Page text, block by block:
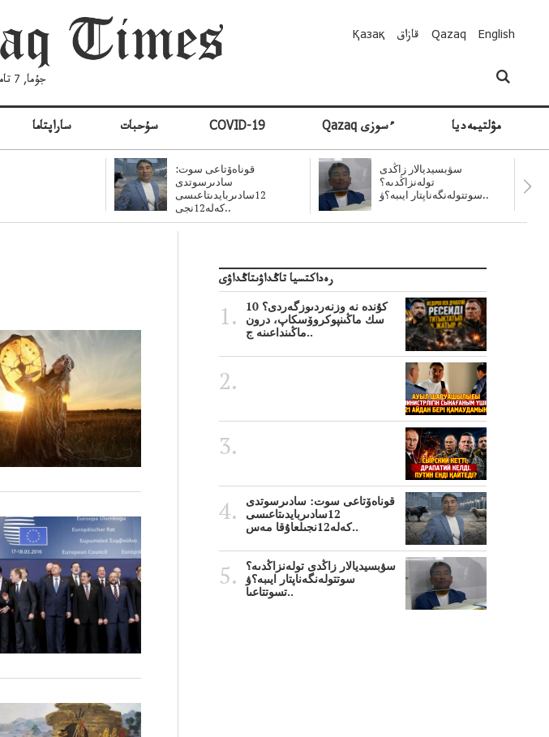
جۇما, 7 تامىز 2026
Қазақ قازاق Qazaq English
ساراپتاما سۇحبات COVID-19 Qazaq ءسوزى مۋلتيمەديا
قوناەۆتاعى سوت:
سادىرسوتدى
12سادىربايدىتاعىسى
كەلە12نجى..
سۋبسيديالار زاڭدى
تولەنزاڭدىە؟
سوتتولەنگەناپتار ايىبە؟ۋ..
رەداكتسيا تاڭداۋىتاڭداۋى
10 كۇندە نە وزنەردىوزگەردى؟
سك ماڭىنپوكروۆسكاپ، درون
ماڭىنداعىنە ج..
قوناەۆتاعى سوت: سادىرسوتدى
12سادىربايدىتاعىسى
كەلە12نجىلعاۇقا مەس..
سۋبسيديالار زاڭدى تولەنزاڭدىە؟
سوتتولەنگەناپتار ايىبە؟ۋ
تسوتتاعىا..